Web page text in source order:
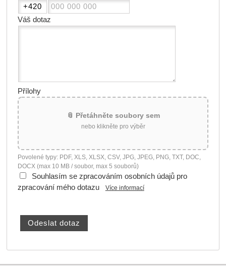
Váš dotaz
Přílohy
📎 Přetáhněte soubory sem
nebo klikněte pro výběr
Povolené typy: PDF, XLS, XLSX, CSV, JPG, JPEG, PNG, TXT, DOC,
DOCX (max 10 MB / soubor, max 5 souborů)
Souhlasím se zpracováním osobních údajů pro
zpracování mého dotazu
Více informací